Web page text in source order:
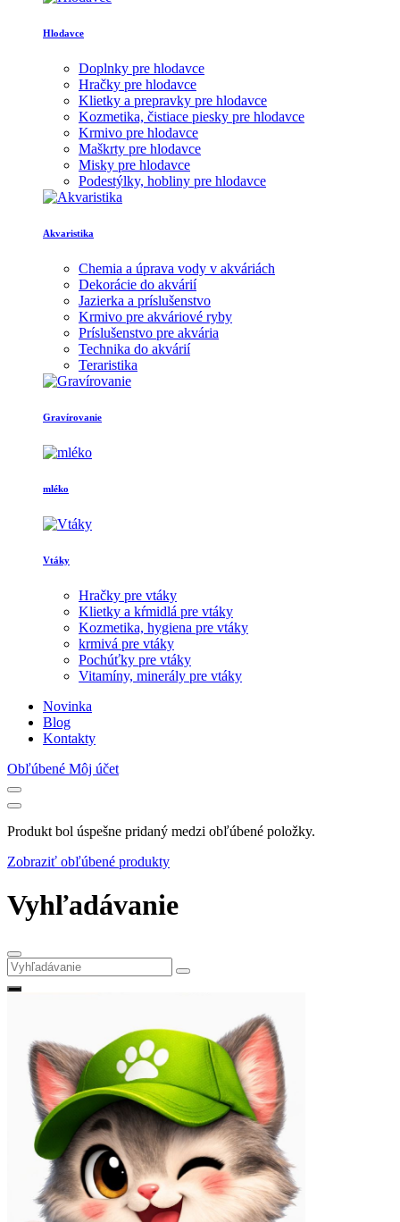
Hlodavce
Doplnky pre hlodavce
Hračky pre hlodavce
Klietky a prepravky pre hlodavce
Kozmetika, čistiace piesky pre hlodavce
Krmivo pre hlodavce
Maškrty pre hlodavce
Misky pre hlodavce
Podestýlky, hobliny pre hlodavce
Akvaristika
Chemia a úprava vody v akváriách
Dekorácie do akvárií
Jazierka a príslušenstvo
Krmivo pre akváriové ryby
Príslušenstvo pre akvária
Technika do akvárií
Teraristika
Gravírovanie
mléko
Vtáky
Hračky pre vtáky
Klietky a kŕmidlá pre vtáky
Kozmetika, hygiena pre vtáky
krmivá pre vtáky
Pochúťky pre vtáky
Vitamíny, minerály pre vtáky
Novinka
Blog
Kontakty
Obľúbené Môj účet
Produkt bol úspešne pridaný medzi obľúbené položky.
Zobraziť obľúbené produkty
Vyhľadávanie